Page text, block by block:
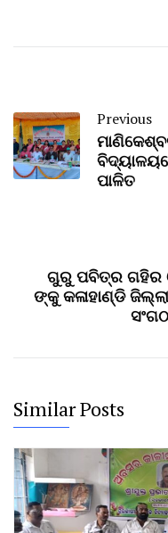
Previous
ପାଳିତ
ଗୁରୁ ପବିତ୍ର ଗହିର
ଙ୍କୁ କଳାହାଣ୍ଡି
Similar Posts